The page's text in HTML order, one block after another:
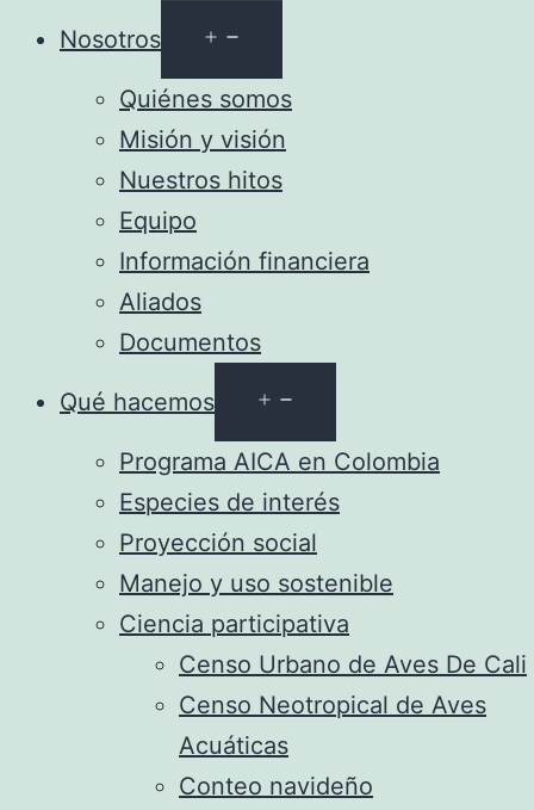
Nosotros
el
menú
Quiénes somos
Misión y visión
Nuestros hitos
Equipo
Información financiera
Aliados
Documentos
Qué hacemos
el
menú
Programa AICA en Colombia
Especies de interés
Proyección social
Manejo y uso sostenible
Ciencia participativa
Censo Urbano de Aves De Cali
Censo Neotropical de Aves
Acuáticas
Conteo navideño